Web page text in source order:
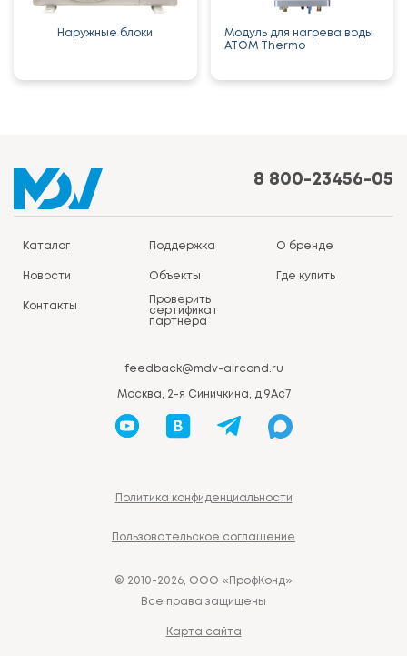
Наружные блоки
Модуль для нагрева воды
ATOM Thermo
8 800-23456-05
Каталог Поддержка О бренде
Новости Объекты Где купить
Контакты
Проверить
сертификат
партнера
feedback@mdv-aircond.ru
Москва, 2-я Синичкина, д.9Ас7
Политика конфиденциальности
Пользовательское соглашение
© 2010-2026, ООО «ПрофКонд»
Все права защищены
Карта сайта